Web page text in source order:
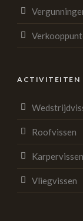
ACTIVITEITEN
Roofvissen
Karpervissen
Vliegvissen